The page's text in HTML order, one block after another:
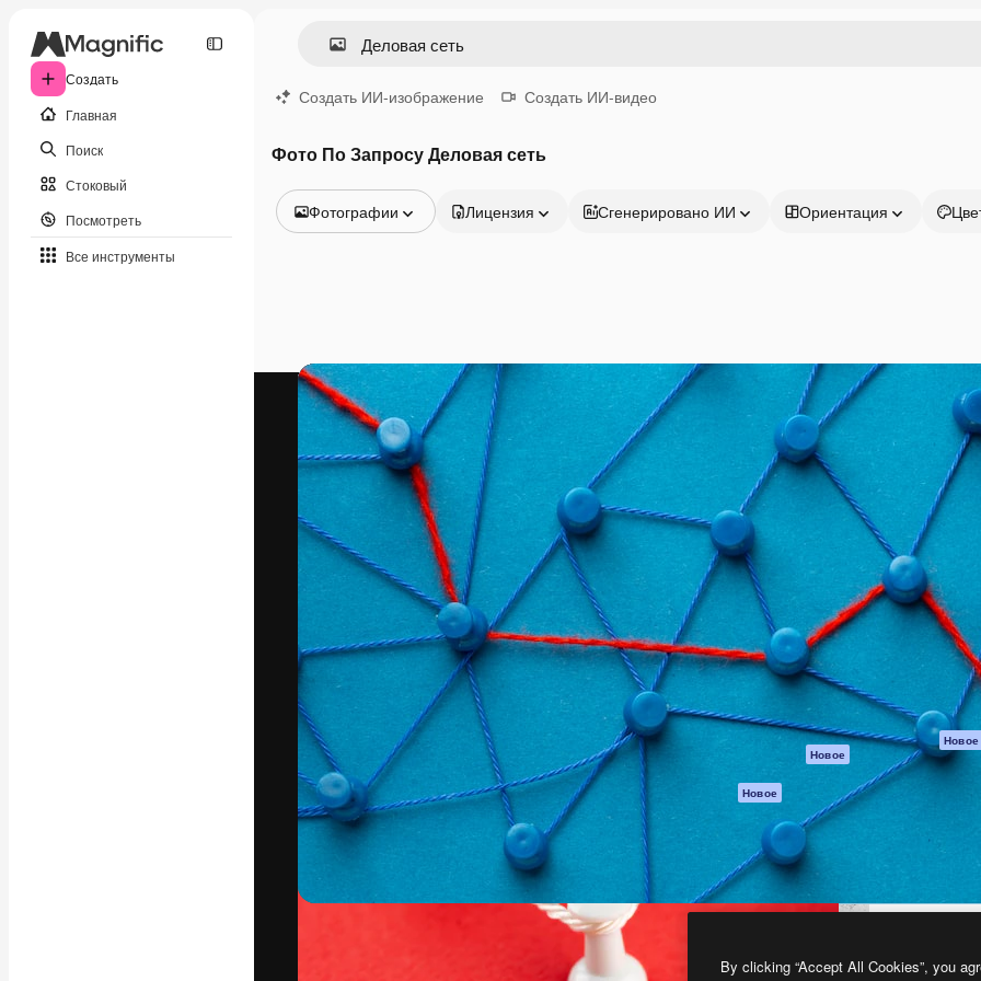
Создать
Главная
Поиск
Стоковый
Посмотреть
Все инструменты
Создать ИИ-изображение Создать ИИ-видео
Фото По Запросу Деловая сеть
Фотографии
Видео
Видеоролик
Моушн-дизайн
Видеошаблоны
3D-модели
Лицензия Сгенерировано ИИ Ориентация
Креативная платформа для создания
ваших лучших работ. Более 1 миллиона
подписчиков среди креаторов,
предприятий, агентств и студий.
Pусский
Продукция
Spaces
ИИ-помощник
Генератор
изображений ИИ
Генератор видео
ИИ
Генератор голоса
на основе ИИ
Стоковый контент
MCP для
Claude/ChatGPT
Новое
Новое
Мобильное
приложение
Все инструменты
Magnific
Academy
Документация по
Пакету ИИ
Служба
поддержки
положения
Политика
Оригиналы Новое
Политика файлов
cookie
Партнеры
Предприятие
By clicking “Accept All Cookies”, you